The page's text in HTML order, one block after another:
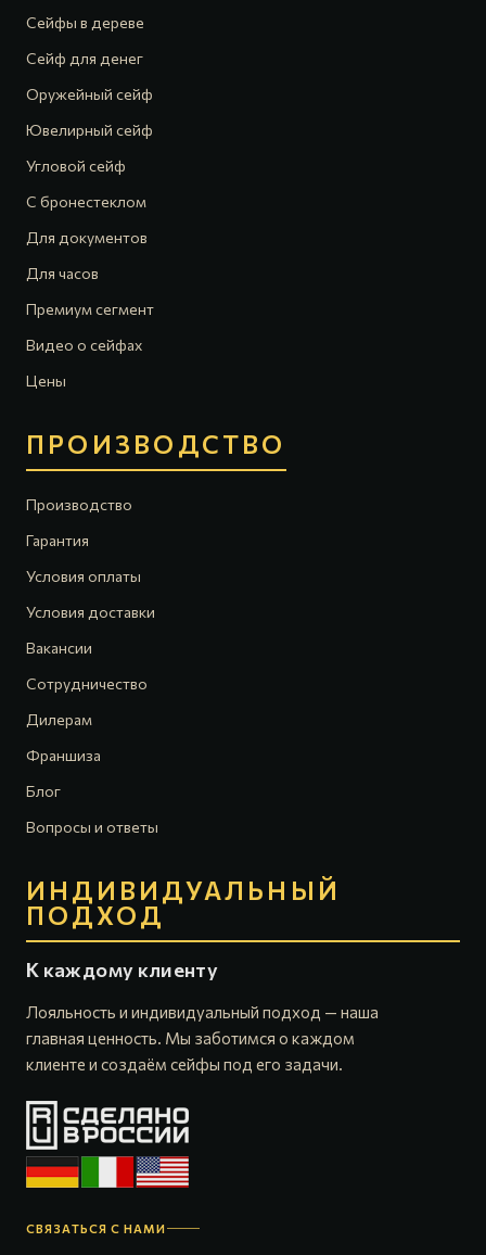
Сейфы в дереве
Сейф для денег
Оружейный сейф
Ювелирный сейф
Угловой сейф
С бронестеклом
Для документов
Для часов
Премиум сегмент
Видео о сейфах
Цены
ПРОИЗВОДСТВО
Производство
Гарантия
Условия оплаты
Условия доставки
Вакансии
Сотрудничество
Дилерам
Франшиза
Блог
Вопросы и ответы
ИНДИВИДУАЛЬНЫЙ
ПОДХОД
К каждому клиенту
Лояльность и индивидуальный подход — наша
главная ценность. Мы заботимся о каждом
клиенте и создаём сейфы под его задачи.
СВЯЗАТЬСЯ С НАМИ